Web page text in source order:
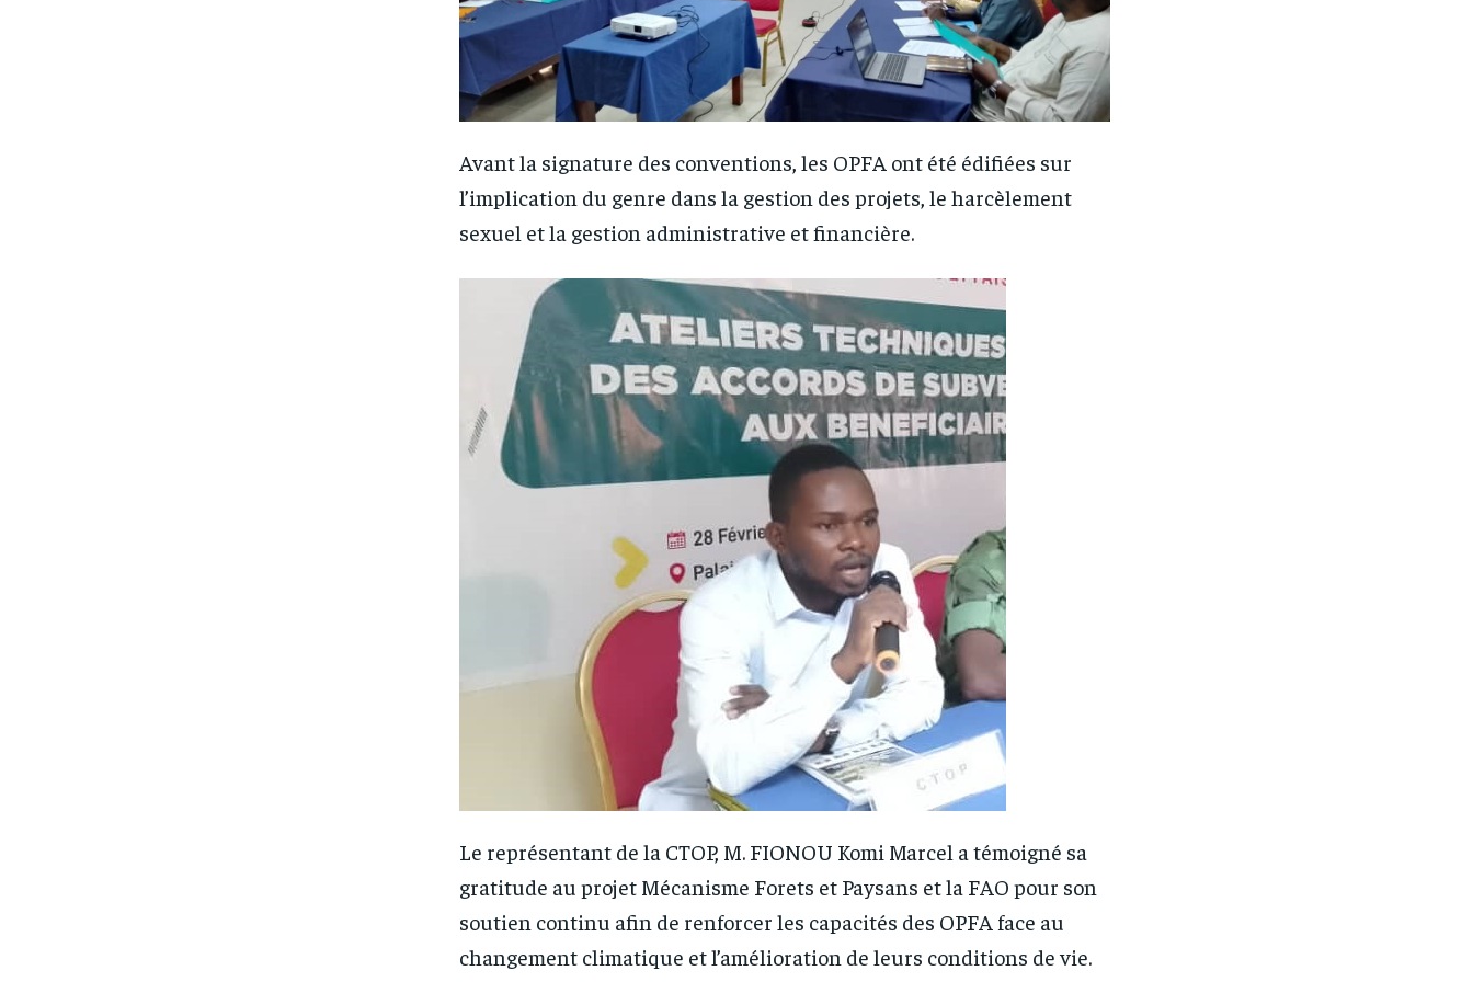
Avant la signature des conventions, les OPFA ont été édifiées sur
l’implication du genre dans la gestion des projets, le harcèlement
sexuel et la gestion administrative et financière.
Le représentant de la CTOP, M. FIONOU Komi Marcel a témoigné sa
gratitude au projet Mécanisme Forets et Paysans et la FAO pour son
soutien continu afin de renforcer les capacités des OPFA face au
changement climatique et l’amélioration de leurs conditions de vie.